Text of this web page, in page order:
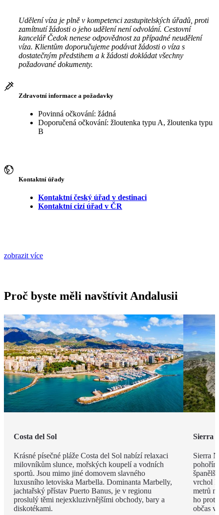
Udělení víza je plně v kompetenci zastupitelských úřadů, proti
zamítnutí žádosti o jeho udělení není odvolání. Cestovní
kancelář Čedok nenese odpovědnost za případné neudělení
víza. Klientům doporučujeme podávat žádosti o víza s
dostatečným předstihem a k žádosti dokládat všechny
požadované dokumenty.
Zdravotní informace a požadavky
Povinná očkování: žádná
Doporučená očkování: žloutenka typu A, žloutenka typu
B
Kontaktní úřady
Kontaktní český úřad v destinaci
Kontaktní cizí úřad v ČR
zobrazit více
Proč byste měli navštívit Andalusii
Costa del Sol
Krásné písečné pláže Costa del Sol nabízí relaxaci
milovníkům slunce, mořských koupelí a vodních
sportů. Jsou mimo jiné domovem slavného
luxusního letoviska Marbella. Dominanta Marbelly,
jachtařský přístav Puerto Banus, je v regionu
proslulý těmi nejexkluzivnějšími obchody, bary a
diskotékami.
Sierra
Sierra
vrchol
metrů
ho
občas